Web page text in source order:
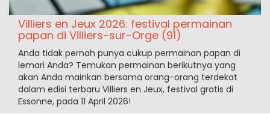
Villiers en Jeux 2026: festival permainan
papan di Villiers-sur-Orge (91)
Anda tidak pernah punya cukup permainan papan di
lemari Anda? Temukan permainan berikutnya yang
akan Anda mainkan bersama orang-orang terdekat
dalam edisi terbaru Villiers en Jeux, festival gratis di
Essonne, pada 11 April 2026!